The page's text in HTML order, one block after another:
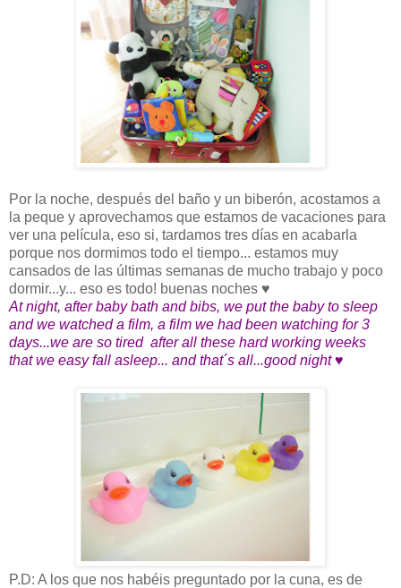
Por la noche, después del baño y un biberón, acostamos a
la peque y aprovechamos que estamos de vacaciones para
ver una película, eso si, tardamos tres días en acabarla
porque nos dormimos todo el tiempo... estamos muy
cansados de las últimas semanas de mucho trabajo y poco
dormir...y... eso es todo! buenas noches ♥
At night, after baby bath and bibs, we put the baby to sleep
and we watched a film, a film we had been watching for 3
days...we are so tired after all these hard working weeks
that we easy fall asleep... and that´s all...good night ♥
P.D: A los que nos habéis preguntado por la cuna, es de